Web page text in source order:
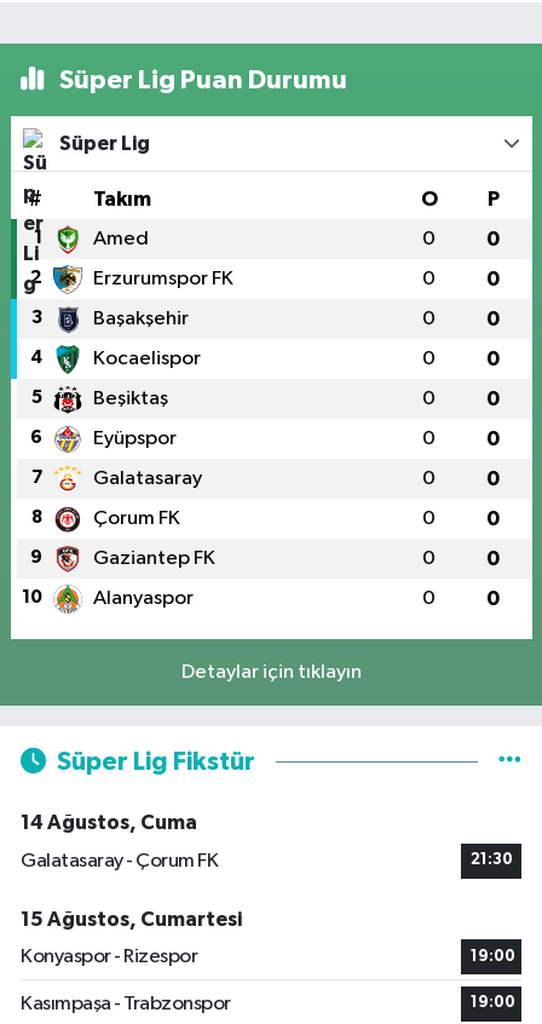
Süper Lig Puan Durumu
Süper Lig
# Takım O P
1 Amed 0 0
2 Erzurumspor FK 0 0
3 Başakşehir 0 0
4 Kocaelispor 0 0
5 Beşiktaş 0 0
6 Eyüpspor 0 0
7 Galatasaray 0 0
8 Çorum FK 0 0
9 Gaziantep FK 0 0
10 Alanyaspor 0 0
Detaylar için tıklayın
Süper Lig Fikstür
14 Ağustos, Cuma
Galatasaray - Çorum FK
21:30
15 Ağustos, Cumartesi
Konyaspor - Rizespor
19:00
Kasımpaşa - Trabzonspor 19:00